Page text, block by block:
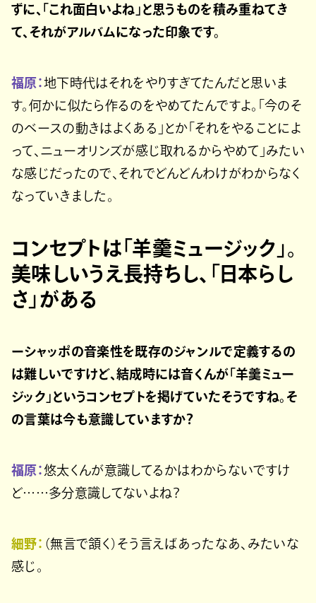
ずに、「これ面白いよね」と思うものを積み重ねてき
て、それがアルバムになった印象です。
福原：地下時代はそれをやりすぎてたんだと思いま
す。何かに似たら作るのをやめてたんですよ。「今のそ
のベースの動きはよくある」とか「それをやることによ
って、ニューオリンズが感じ取れるからやめて」みたい
な感じだったので、それでどんどんわけがわからなく
なっていきました。
コンセプトは「羊羹ミュージック」。
美味しいうえ長持ちし、「日本らし
さ」がある
ーシャッポの音楽性を既存のジャンルで定義するの
は難しいですけど、結成時には音くんが「羊羹ミュー
ジック」というコンセプトを掲げていたそうですね。そ
の言葉は今も意識していますか？
福原：悠太くんが意識してるかはわからないですけ
ど……多分意識してないよね？
細野： （無言で頷く）そう言えばあったなあ、みたいな
感じ。